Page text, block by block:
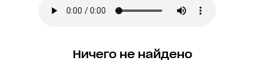
Ничего не найдено